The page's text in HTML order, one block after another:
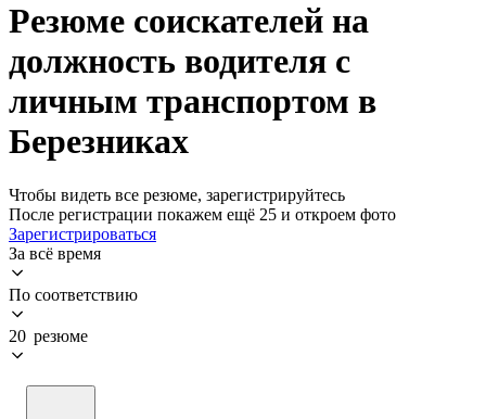
Резюме соискателей на
должность водителя с
личным транспортом в
Березниках
Чтобы видеть все резюме, зарегистрируйтесь
После регистрации покажем ещё 25 и откроем фото
Зарегистрироваться
За всё время
По соответствию
20 резюме